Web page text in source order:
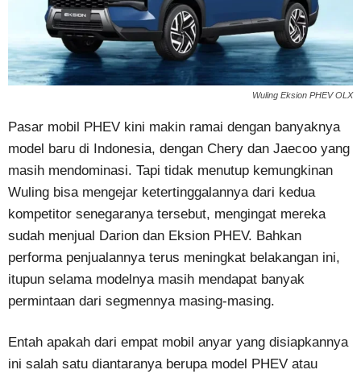
Wuling Eksion PHEV OLX
Pasar mobil PHEV kini makin ramai dengan banyaknya
model baru di Indonesia, dengan Chery dan Jaecoo yang
masih mendominasi. Tapi tidak menutup kemungkinan
Wuling bisa mengejar ketertinggalannya dari kedua
kompetitor senegaranya tersebut, mengingat mereka
sudah menjual Darion dan Eksion PHEV. Bahkan
performa penjualannya terus meningkat belakangan ini,
itupun selama modelnya masih mendapat banyak
permintaan dari segmennya masing-masing.
Entah apakah dari empat mobil anyar yang disiapkannya
ini salah satu diantaranya berupa model PHEV atau